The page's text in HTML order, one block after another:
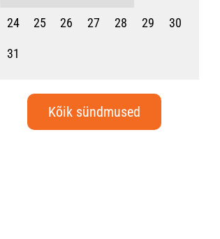
24 25 26 27 28 29 30
31
Kõik sündmused